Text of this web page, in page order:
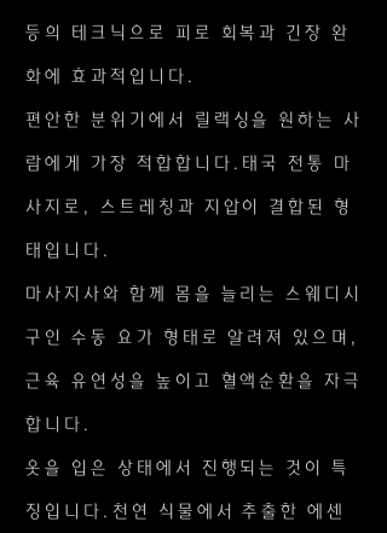
등의 테크닉으로 피로 회복과 긴장 완
화에 효과적입니다.
편안한 분위기에서 릴랙싱을 원하는 사
람에게 가장 적합합니다.태국 전통 마
사지로, 스트레칭과 지압이 결합된 형
태입니다.
마사지사와 함께 몸을 늘리는 스웨디시
구인 수동 요가 형태로 알려져 있으며,
근육 유연성을 높이고 혈액순환을 자극
합니다.
옷을 입은 상태에서 진행되는 것이 특
징입니다.천연 식물에서 추출한 에센